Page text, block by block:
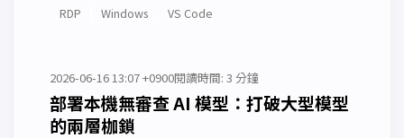
RDP Windows VS Code
2026-06-16 13:07 +0900閱讀時間: 3 分鐘
部署本機無審查 AI 模型：打破大型模型
的兩層枷鎖